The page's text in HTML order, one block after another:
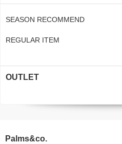
SEASON RECOMMEND
REGULAR ITEM
OUTLET
Palms&co.